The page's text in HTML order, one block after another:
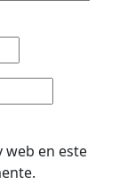
en este